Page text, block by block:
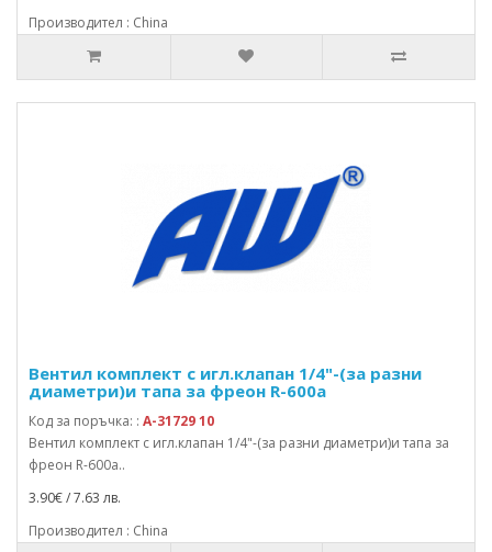
Производител : China
Вентил комплект с игл.клапан 1/4"-(за разни
диаметри)и тапа за фреон R-600a
Код за поръчка: : A-31729 10
Вентил комплект с игл.клапан 1/4"-(за разни диаметри)и тапа за
фреон R-600a..
3.90€ / 7.63 лв.
Производител : China